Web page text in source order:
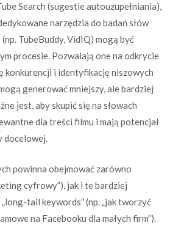
Search (sugestie autouzupełniania),
narzędzia do badań słów
TubeBuddy, VidIQ) mogą być
procesie. Pozwalają one na odkrycie
konkurencji i identyfikację niszowych
generować mniejszy, ale bardziej
jest, aby skupić się na słowach
dla treści filmu i mają potencjał
docelowej.
powinna obejmować zarówno
cyfrowy”), jak i te bardziej
tail keywords” (np. „jak tworzyć
na Facebooku dla małych firm”).